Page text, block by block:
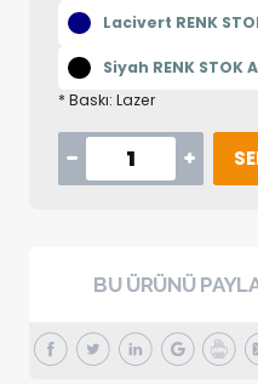
Lacivert RENK
Siyah RENK STOK
* Baskı: Lazer
BU ÜRÜNÜ